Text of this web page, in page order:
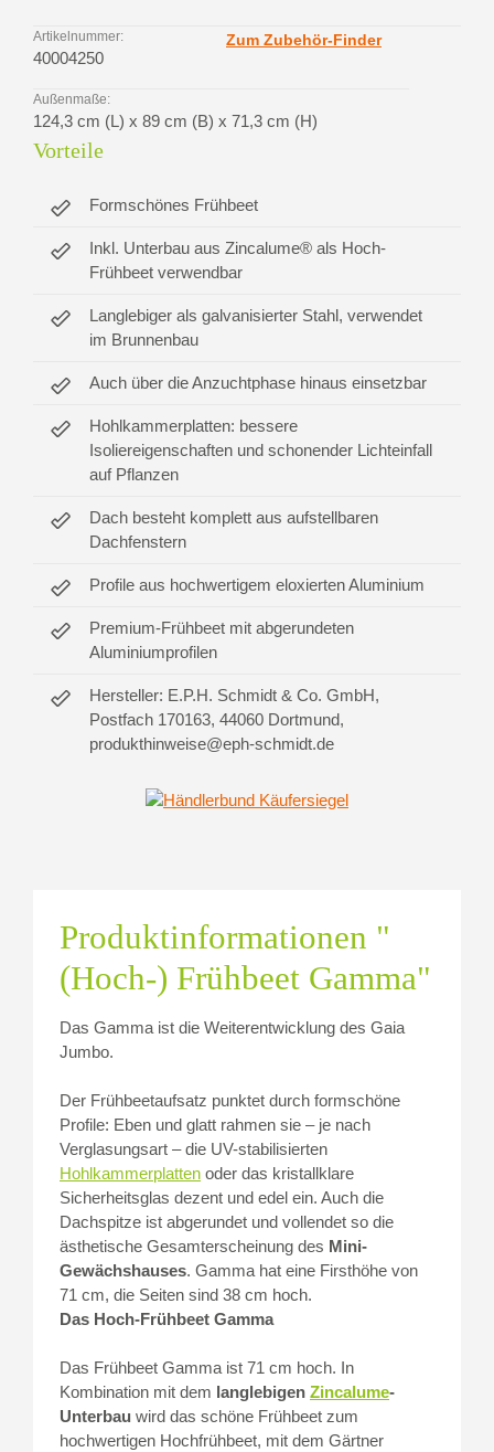
Artikelnummer:
40004250
Zum Zubehör-Finder
Außenmaße:
124,3 cm (L) x 89 cm (B) x 71,3 cm (H)
Vorteile
Formschönes Frühbeet
Inkl. Unterbau aus Zincalume® als Hoch-
Frühbeet verwendbar
Langlebiger als galvanisierter Stahl, verwendet
im Brunnenbau
Auch über die Anzuchtphase hinaus einsetzbar
Hohlkammerplatten: bessere
Isoliereigenschaften und schonender Lichteinfall
auf Pflanzen
Dach besteht komplett aus aufstellbaren
Dachfenstern
Profile aus hochwertigem eloxierten Aluminium
Premium-Frühbeet mit abgerundeten
Aluminiumprofilen
Hersteller: E.P.H. Schmidt & Co. GmbH,
Postfach 170163, 44060 Dortmund,
produkthinweise@eph-schmidt.de
Produktinformationen "
(Hoch-) Frühbeet Gamma"
Das Gamma ist die Weiterentwicklung des Gaia
Jumbo.
Der Frühbeetaufsatz punktet durch formschöne
Profile: Eben und glatt rahmen sie – je nach
Verglasungsart – die UV-stabilisierten
Hohlkammerplatten oder das kristallklare
Sicherheitsglas dezent und edel ein. Auch die
Dachspitze ist abgerundet und vollendet so die
ästhetische Gesamterscheinung des Mini-
Gewächshauses. Gamma hat eine Firsthöhe von
71 cm, die Seiten sind 38 cm hoch.
Das Hoch-Frühbeet Gamma
Das Frühbeet Gamma ist 71 cm hoch. In
Kombination mit dem langlebigen Zincalume-
Unterbau wird das schöne Frühbeet zum
hochwertigen Hochfrühbeet, mit dem Gärtner